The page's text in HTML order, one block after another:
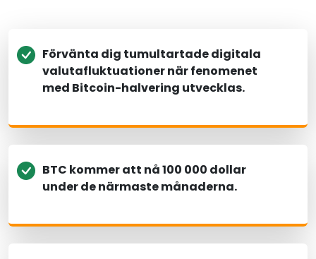
Förvänta dig tumultartade digitala
valutafluktuationer när fenomenet
med Bitcoin-halvering utvecklas.
BTC kommer att nå 100 000 dollar
under de närmaste månaderna.